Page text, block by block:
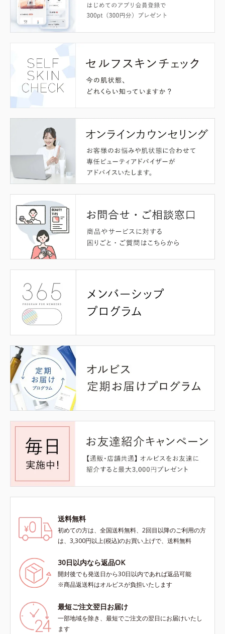
送料無料
初めての方は、全国送料無料、2回目以降のご利用の方
は、3,300円以上(税込)のお買い上げで、送料無料
30日以内なら返品OK
開封後でも発送日から30日以内であれば返品可能
※商品返送料はオルビスが負担いたします
最短ご注文翌日お届け
一部地域を除き、最短でご注文の翌日にお届けいたし
ます